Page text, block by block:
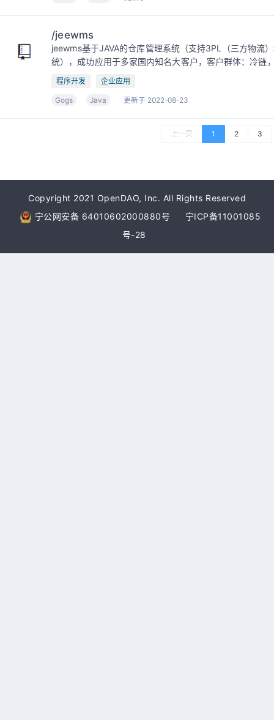
/jeewms
jeewms基于JAVA的仓库管理系统（支持3PL（三方物流
统），成功应用于多家国内知名大客户，客户群体：冷链
程序开发 企业应用
Gogs Java 更新于 2022-08-23
上一页 1 2 3
Copyright 2021 OpenDAO, Inc. All Rights Reserved
宁公网安备 64010602000880号
宁ICP备11001085
号-28